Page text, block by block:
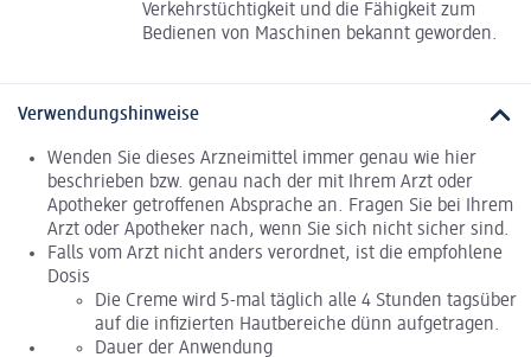
Verkehrstüchtigkeit und die Fähigkeit zum
Bedienen von Maschinen bekannt geworden.
Verwendungshinweise
Wenden Sie dieses Arzneimittel immer genau wie hier
beschrieben bzw. genau nach der mit Ihrem Arzt oder
Apotheker getroffenen Absprache an. Fragen Sie bei Ihrem
Arzt oder Apotheker nach, wenn Sie sich nicht sicher sind.
Falls vom Arzt nicht anders verordnet, ist die empfohlene
Dosis
Die Creme wird 5-mal täglich alle 4 Stunden tagsüber
auf die infizierten Hautbereiche dünn aufgetragen.
Dauer der Anwendung